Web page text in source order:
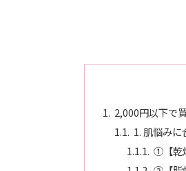
2,000円以下で
1. 肌悩み
①【乾